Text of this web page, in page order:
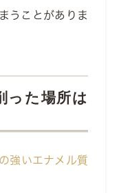
うことがありま
った場所は
強いエナメル質